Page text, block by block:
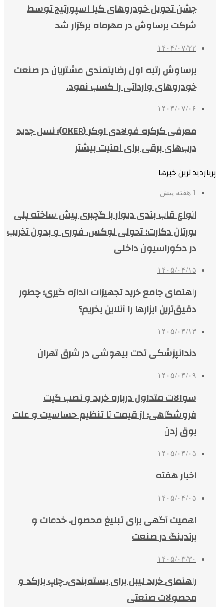
جشن تحویل خودروهای کیا اسپورتیج توسط
شرکت برساوش در مهرماه برگزار شد
۱۴۰۴/۰۷/۲۲
برساوش رتبه اول رضایتمندی مشتریان در صنعت
خودروهای وارداتی را کسب نمود.
۱۴۰۴/۰۷/۰۶
معرفی کرکره فولادی اوکر (OKER)؛ نسل جدید
درب‌های برقی برای امنیت بیشتر
پربازدید ترین خبرها
1 هفته پیش
انواع قاب بندی دیوار با گچبری پیش ساخته پلی
یورتان دکارت؛ تحولی لوکس، فوری و بدون تخریب
در دکوراسیون داخلی
۱۴۰۵/۰۴/۱۵
راهنمای جامع خرید تجهیزات اندازه گیری؛ چطور
دقیق‌ترین ابزارها را آنلاین بخریم؟
۱۴۰۵/۰۴/۱۳
دندانپزشکی تحت بیهوشی در شرق تهران
۱۴۰۵/۰۴/۰۹
سوالات متداول درباره خرید و نصب گیت
فروشگاهی؛ از قیمت تا تنظیم حساسیت و علت
بوق زدن
۱۴۰۵/۰۴/۰۵
اخبار هفته
۱۴۰۵/۰۴/۰۵
اهمیت آگهی برای تبلیغ محصول، خدمات و
برندینگ در صنعت
۱۴۰۵/۰۳/۳۰
راهنمای خرید لیبل برای بسته‌بندی، چاپ بارکد و
محصولات صنعتی